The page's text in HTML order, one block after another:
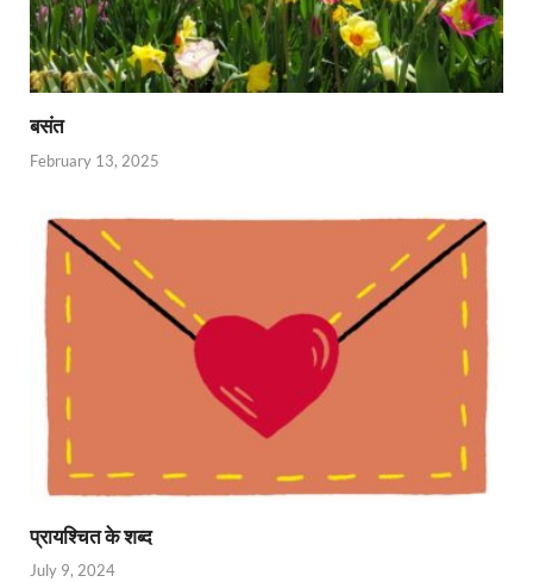
बसंत
February 13, 2025
प्रायश्चित के शब्द
July 9, 2024